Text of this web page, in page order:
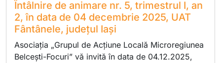
Întâlnire de animare nr. 5, trimestrul I, an
2, în data de 04 decembrie 2025, UAT
Fântânele, județul Iași
Asociația „Grupul de Acțiune Locală Microregiunea
Belcești-Focuri” vă invită în data de 04.12.2025,